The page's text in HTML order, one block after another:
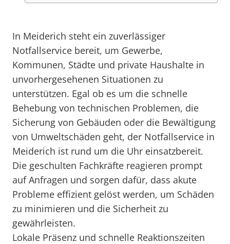
In Meiderich steht ein zuverlässiger
Notfallservice bereit, um Gewerbe,
Kommunen, Städte und private Haushalte in
unvorhergesehenen Situationen zu
unterstützen. Egal ob es um die schnelle
Behebung von technischen Problemen, die
Sicherung von Gebäuden oder die Bewältigung
von Umweltschäden geht, der Notfallservice in
Meiderich ist rund um die Uhr einsatzbereit.
Die geschulten Fachkräfte reagieren prompt
auf Anfragen und sorgen dafür, dass akute
Probleme effizient gelöst werden, um Schäden
zu minimieren und die Sicherheit zu
gewährleisten.
Lokale Präsenz und schnelle Reaktionszeiten